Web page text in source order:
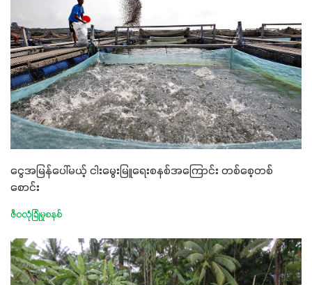
ငွေအမြန်ပေါ်မယ့် ငါးမွေးမြူရေးစနစ်အကြောင်း တစ်စေ့တစ်
စောင်း
ဇီဝလုံခြုံမှုစနစ်